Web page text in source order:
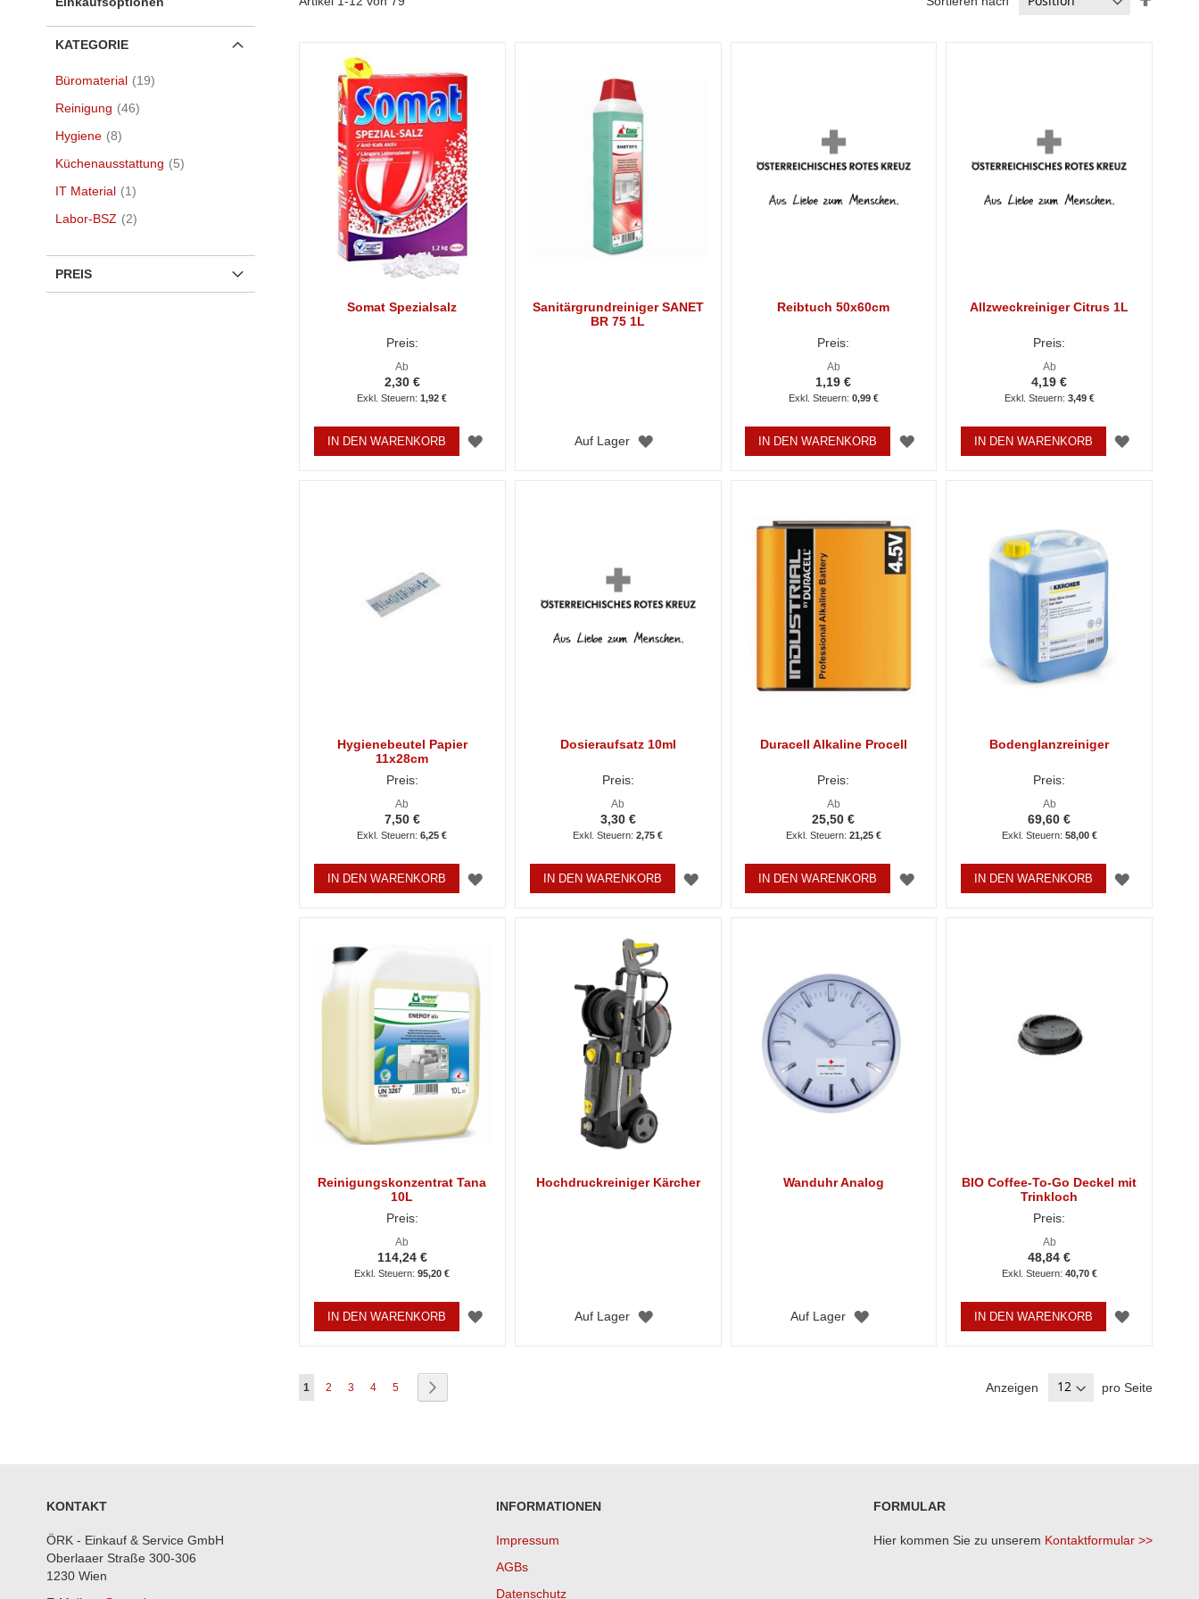
Somat Spezialsalz
Preis:
Ab
2,30 €
1,92 €
IN DEN WARENKORB ZUR
Sanitärgrundreiniger SANET
BR 75 1L
Auf Lager ZUR
Reibtuch 50x60cm
Preis:
Ab
1,19 €
0,99 €
IN DEN WARENKORB ZUR
Allzweckreiniger Citrus 1L
Preis:
Ab
4,19 €
3,49 €
IN DEN WARENKORB ZUR
Hygienebeutel Papier
11x28cm
Preis:
Ab
7,50 €
6,25 €
IN DEN WARENKORB ZUR
Dosieraufsatz 10ml
Preis:
Ab
3,30 €
2,75 €
IN DEN WARENKORB ZUR
Duracell Alkaline Procell
Preis:
Ab
25,50 €
21,25 €
IN DEN WARENKORB ZUR
Bodenglanzreiniger
Preis:
Ab
69,60 €
58,00 €
IN DEN WARENKORB ZUR
Reinigungskonzentrat Tana
10L
Preis:
Ab
114,24 €
95,20 €
IN DEN WARENKORB ZUR
Hochdruckreiniger Kärcher
Auf Lager ZUR
Wanduhr Analog
Auf Lager ZUR
BIO Coffee-To-Go Deckel mit
Trinkloch
Preis:
Ab
48,84 €
40,70 €
IN DEN WARENKORB ZUR
Seite
Sie lesen gerade Seite
1 Seite
2 Seite
3 Seite
4 Seite
5 Anzeigen pro Seite
KATEGORIE
Büromaterial 19Artikel
Reinigung
46Artikel
Hygiene
8Artikel
Küchenausstattung
5Artikel
IT Material
1Artikel
Labor-BSZ
2Artikel
PREIS
KONTAKT
ÖRK - Einkauf & Service GmbH
Oberlaaer Straße 300-306
1230 Wien
INFORMATIONEN
Impressum
AGBs
Datenschutz
FORMULAR
Hier kommen Sie zu unserem Kontaktformular >>